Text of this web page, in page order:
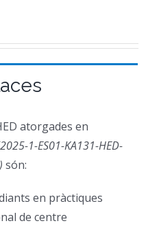
atorgades en
1-ES01-KA131-HED-
són:
en pràctiques
de centre